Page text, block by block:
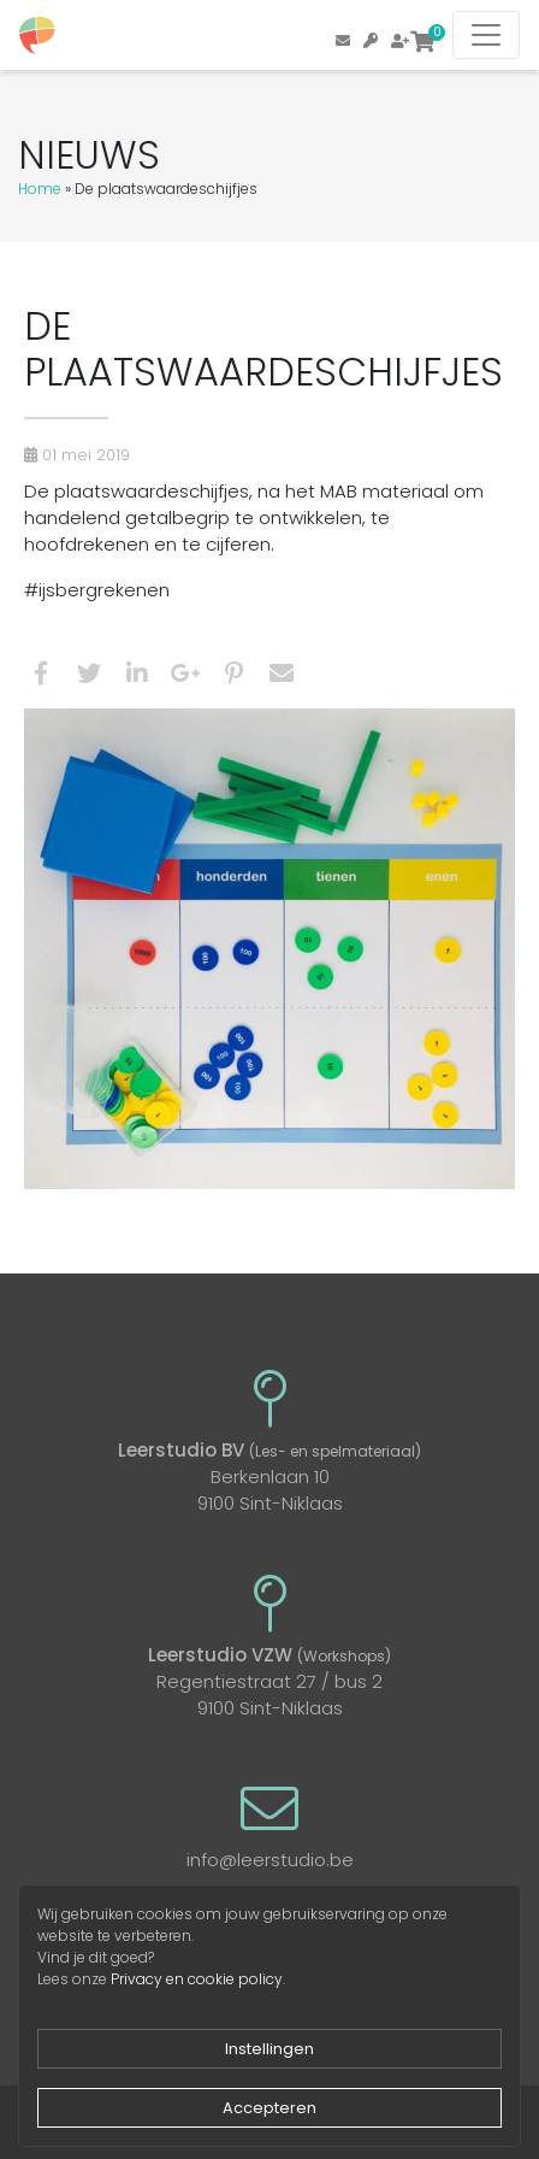
0
NIEUWS
Home » De plaatswaardeschijfjes
DE
PLAATSWAARDESCHIJFJES
01 mei 2019
De plaatswaardeschijfjes, na het MAB materiaal om
handelend getalbegrip te ontwikkelen, te
hoofdrekenen en te cijferen.
#ijsbergrekenen
Leerstudio BV (Les- en spelmateriaal)
Berkenlaan 10
9100 Sint-Niklaas
Leerstudio VZW (Workshops)
Regentiestraat 27 / bus 2
9100 Sint-Niklaas
info@leerstudio.be
Algemene voorwaarden
Wij gebruiken cookies om jouw gebruikservaring op onze
website te verbeteren.
Vind je dit goed?
Lees onze Privacy en cookie policy.
Instellingen
Accepteren